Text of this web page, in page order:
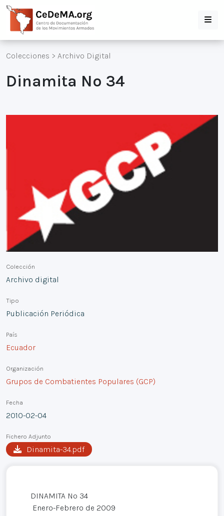
Colecciones > Archivo Digital
Dinamita Nº 34
Colección
Archivo digital
Tipo
Publicación Periódica
País
Ecuador
Organización
Grupos de Combatientes Populares (GCP)
Fecha
2010-02-04
Fichero Adjunto
Dinamita-34.pdf
DINAMITA Nº 34
Enero-Febrero de 2009